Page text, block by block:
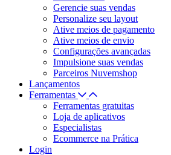
Gerencie suas vendas
Personalize seu layout
Ative meios de pagamento
Ative meios de envio
Configurações avançadas
Impulsione suas vendas
Parceiros Nuvemshop
Lançamentos
Ferramentas
Ferramentas gratuitas
Loja de aplicativos
Especialistas
Ecommerce na Prática
Login